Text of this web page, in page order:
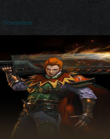
/ Screenshots